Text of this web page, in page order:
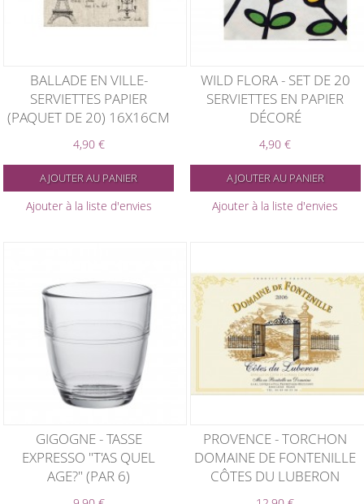
BALLADE EN VILLE-
SERVIETTES PAPIER
(PAQUET DE 20) 16X16CM
4,90 €
AJOUTER AU PANIER
Ajouter à la liste d'envies
WILD FLORA - SET DE 20
SERVIETTES EN PAPIER
DÉCORÉ
4,90 €
AJOUTER AU PANIER
Ajouter à la liste d'envies
GIGOGNE - TASSE
EXPRESSO "T'AS QUEL
AGE?" (PAR 6)
PROVENCE - TORCHON
DOMAINE DE FONTENILLE
CÔTES DU LUBERON